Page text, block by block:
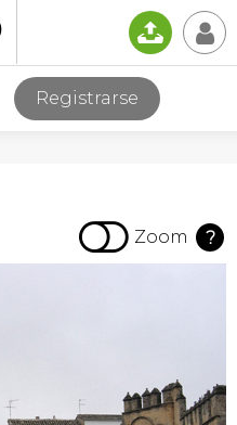
📤 👤
Registrarse
 Zoom ?